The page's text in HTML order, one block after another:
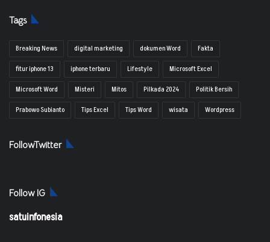
Tags
Breaking News digital marketing dokumen Word
Fakta
fitur iphone 13
iphone terbaru Lifestyle
Microsoft Excel
Microsoft Word
Misteri Mitos Pilkada 2024
Politik Bersih
Prabowo Subianto
Tips Excel Tips Word wisata Wordpress
FollowTwitter
Follow IG
satuinfonesia